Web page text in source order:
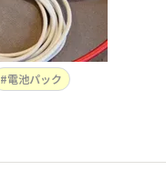
電池パック